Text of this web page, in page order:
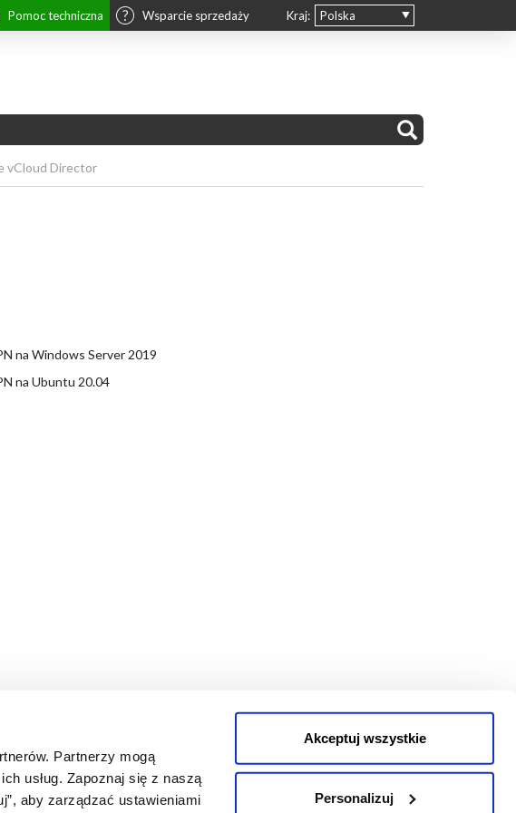
Partnerzy mogą
usług. Zapoznaj się z naszą
aby zarządzać ustawieniami
Akceptuj wszystkie
Personalizuj
Kraj: Polska
Pomoc techniczna Wsparcie sprzedaży
vCloud Director
na Windows Server 2019
na Ubuntu 20.04
naszym klientem? Pobierz voucher i przetestuj usługę.
ROZPOCZNIJ TERAZ